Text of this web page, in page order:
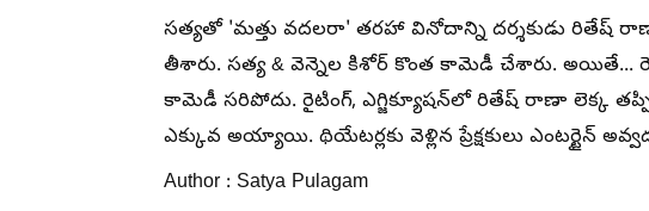
సత్యతో 'మత్తు వదలరా' తరహా వినోదాన్ని దర్శకుడు రితేష్
తీశారు. సత్య & వెన్నెల కిశోర్ కొంత కామెడీ చేశారు. అయితే...
కామెడీ సరిపోదు. రైటింగ్, ఎగ్జిక్యూషన్‌లో రితేష్ రాణా లెక్క
ఎక్కువ అయ్యాయి. థియేటర్లకు వెళ్లిన ప్రేక్షకులు ఎంటర్టైన్
Author : Satya Pulagam